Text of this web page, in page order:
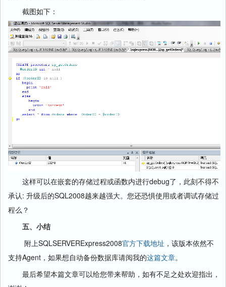
截图如下：
这样可以在嵌套的存储过程或函数内进行debug了，此刻不得不
承认: 升级后的SQL2008越来越强大。您还恐惧使用或者调试存储过
程么？
五、小结
附上SQLSERVERExpress2008官方下载地址 ，该版本依然不
支持Agent，如果想自动备份数据库请阅我的这篇文章。
最后希望本篇文章可以给您带来帮助，如有不足之处欢迎指出，